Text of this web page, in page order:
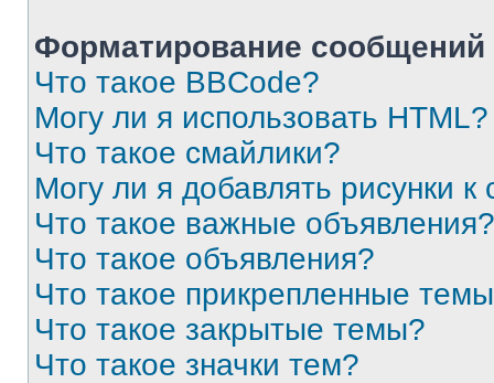
Форматирование
Что такое BBCode?
Могу ли я использовать HTML?
Что такое смайлики?
Могу ли я добавлять рисунки
Что такое важные объявления?
Что такое объявления?
Что такое прикрепленные
Что такое закрытые темы?
Что такое значки тем?